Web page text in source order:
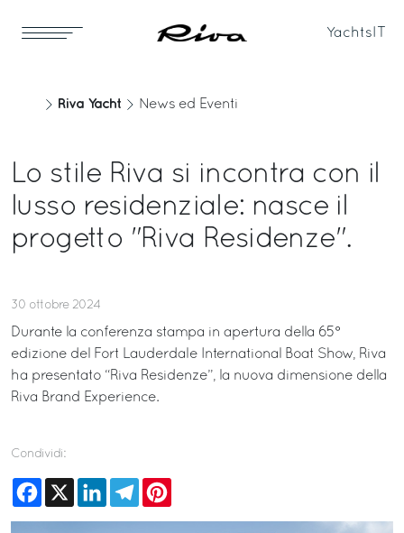
Yachts
Riva Yacht News ed Eventi
Lo stile Riva si incontra con il
lusso residenziale: nasce il
progetto "Riva Residenze".
30 ottobre 2024
Durante la conferenza stampa in apertura della 65°
edizione del Fort Lauderdale International Boat Show, Riva
ha presentato “Riva Residenze”, la nuova dimensione della
Riva Brand Experience.
Condividi:
Facebook
X LinkedInTelegram